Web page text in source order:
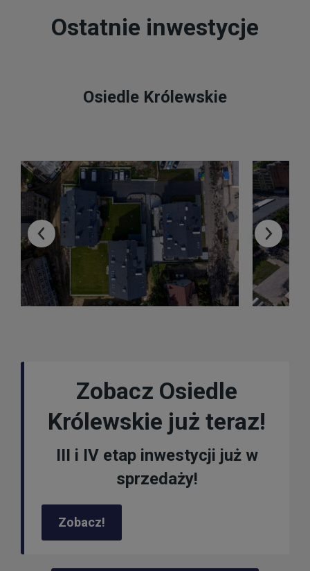
Ostatnie inwestycje
Osiedle Królewskie
Zobacz Osiedle
Królewskie już teraz!
III i IV etap inwestycji już w
sprzedaży!
Zobacz!